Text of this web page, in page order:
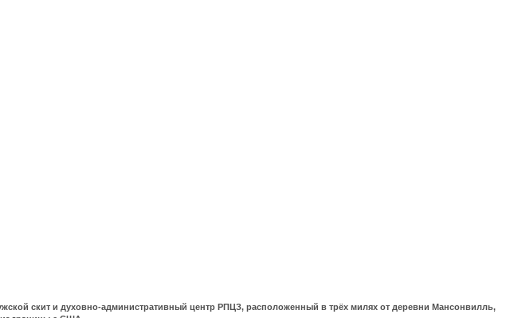
скит и духовно-административный центр РПЦЗ, расположенный в трёх милях от деревни Мансонвилль,